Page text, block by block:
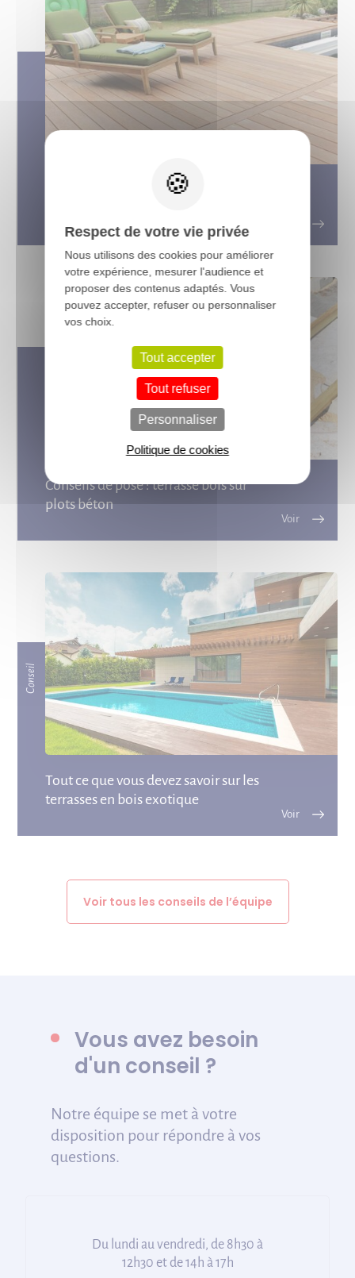
Quelle réglementation pour faire
Conseils de pose : terrasse bois sur
plots béton
Conseil
Tout ce que vous devez savoir sur les
terrasses en bois exotique
Voir tous les conseils de l’équipe
Vous avez besoin
d'un conseil ?
Notre équipe se met à votre
disposition pour répondre à vos
questions.
Du lundi au vendredi, de 8h30 à
12h30 et de 14h à 17h
Respect de votre vie privée
Nous utilisons des cookies pour améliorer
votre expérience, mesurer l'audience et
proposer des contenus adaptés. Vous
pouvez accepter, refuser ou personnaliser
vos choix.
Tout accepter
Tout refuser
Personnaliser
Politique de cookies